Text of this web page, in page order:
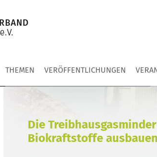
THEMEN VERÖFFENTLICHUNGEN
Die
Biokraftstoffe